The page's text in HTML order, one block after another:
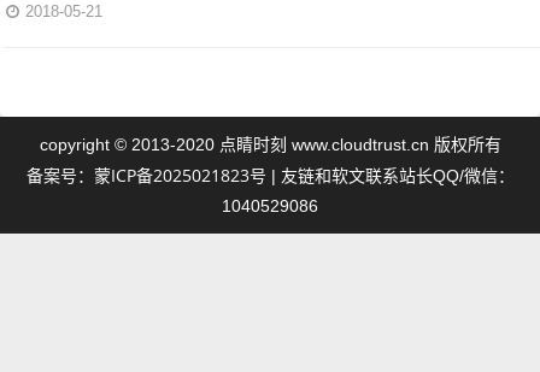
2018-05-21
copyright © 2013-2020 点睛时刻 www.cloudtrust.cn 版权所有
备案号： 蒙ICP备2025021823号 | 友链和软文联系站长QQ/微信：
1040529086